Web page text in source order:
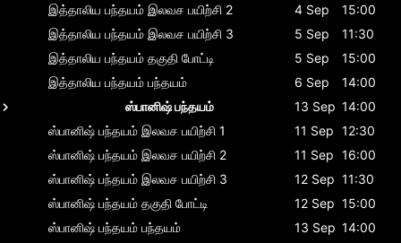
இத்தாலிய பந்தயம் இலவச பயிற்சி 2 4 Sep
15:00
இத்தாலிய பந்தயம் இலவச பயிற்சி 3 5 Sep
11:30
இத்தாலிய பந்தயம் தகுதி போட்டி 5 Sep
15:00
இத்தாலிய பந்தயம் பந்தயம் 6 Sep
14:00
ஸ்பானிஷ் பந்தயம்
13 Sep 14:00
ஸ்பானிஷ் பந்தயம் இலவச பயிற்சி 1 11 Sep 12:30
ஸ்பானிஷ் பந்தயம் இலவச பயிற்சி 2 11 Sep 16:00
ஸ்பானிஷ் பந்தயம் இலவச பயிற்சி 3 12 Sep 11:30
ஸ்பானிஷ் பந்தயம் தகுதி போட்டி 12 Sep 15:00
ஸ்பானிஷ் பந்தயம் பந்தயம் 13 Sep 14:00